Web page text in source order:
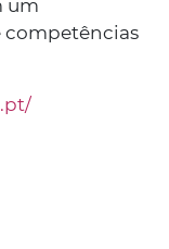
um
competências